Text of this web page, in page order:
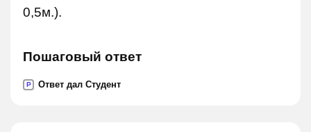
0,5м.).
Пошаговый ответ
P Ответ дал Студент